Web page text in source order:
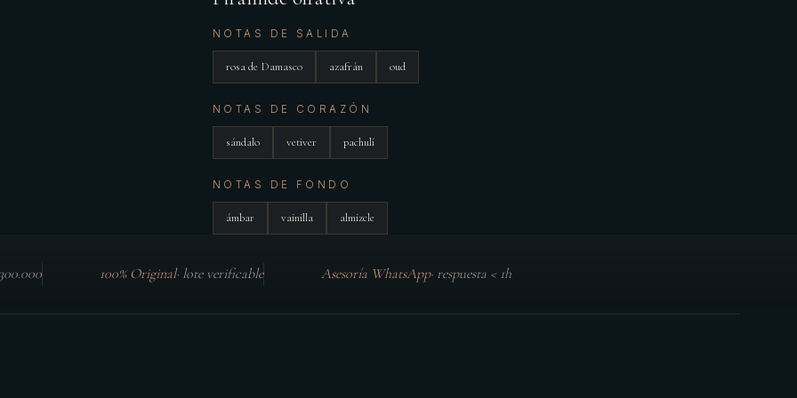
NOTAS DE SALIDA
rosa de Damasco azafrán oud
NOTAS DE CORAZÓN
sándalo vetiver pachulí
NOTAS DE FONDO
ámbar vainilla almizcle
100% Original· lote verificable Asesoría WhatsApp· respuesta < 1h